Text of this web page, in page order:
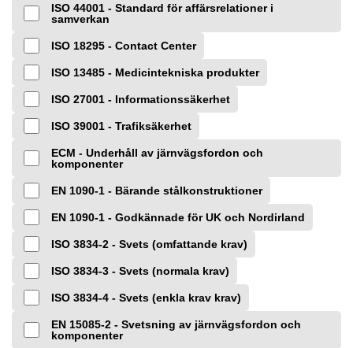
ISO 44001 - Standard för affärsrelationer i
samverkan
ISO 18295 - Contact Center
ISO 13485 - Medicintekniska produkter
ISO 27001 - Informationssäkerhet
ISO 39001 - Trafiksäkerhet
ECM - Underhåll av järnvägsfordon och
komponenter
EN 1090-1 - Bärande stålkonstruktioner
EN 1090-1 - Godkännade för UK och Nordirland
ISO 3834-2 - Svets (omfattande krav)
ISO 3834-3 - Svets (normala krav)
ISO 3834-4 - Svets (enkla krav krav)
EN 15085-2 - Svetsning av järnvägsfordon och
komponenter